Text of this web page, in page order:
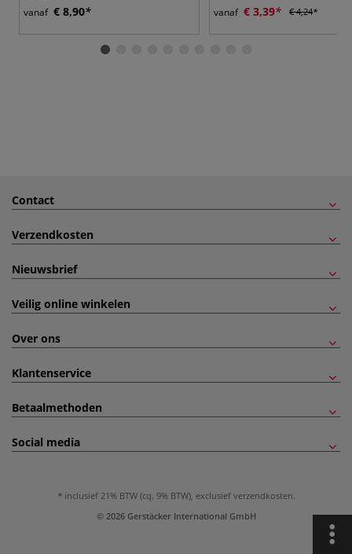
vanaf € 8,90 vanaf € 3,39 € 4,24
Contact
Verzendkosten
Nieuwsbrief
Veilig online winkelen
Over ons
Klantenservice
Betaalmethoden
Social media
inclusief 21% BTW (cq. 9% BTW), exclusief verzendkosten.
© 2026 Gerstäcker International GmbH